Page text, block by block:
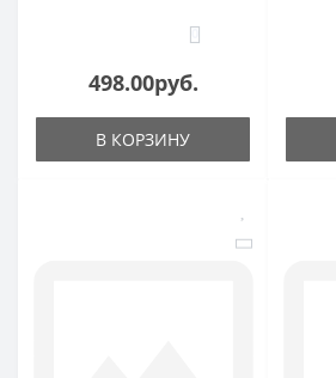
0
498.00руб.
В КОРЗИНУ